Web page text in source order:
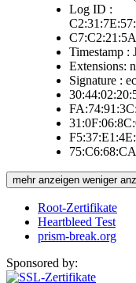
Log ID :
Timestamp :
Extensions:
Signature :
mehr anzeigen weniger
Root-Zertifikate
Heartbleed Test
prism-break.org
Sponsored by: